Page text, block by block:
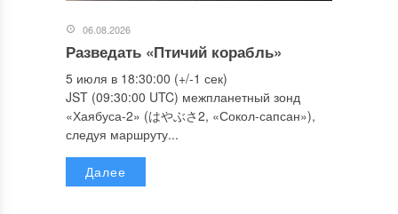
06.08.2026
Разведать «Птичий корабль»
5 июля в 18:30:00 (+/-1 сек)
JST (09:30:00 UTC) межпланетный зонд
«Хаябуса-2» (はやぶさ2, «Сокол-сапсан»),
следуя маршруту...
Далее